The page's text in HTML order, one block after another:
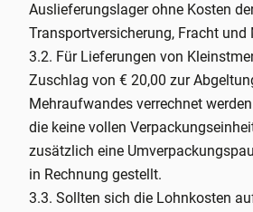
Auslieferungslager ohne Kosten
Transportversicherung, Fracht und
3.2. Für Lieferungen von
Zuschlag von € 20,00 zur
Mehraufwandes verrechnet
die keine vollen
zusätzlich eine
in Rechnung gestellt.
3.3. Sollten sich die Lohnkosten